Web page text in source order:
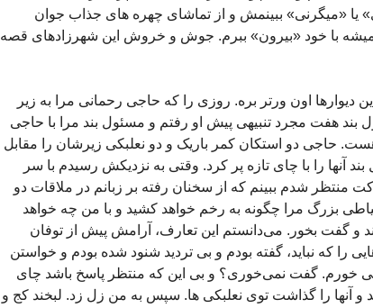
یا «میگرنی» ببینمش و از تماشای چهره های جذاب جوان
با خود «بیرون» ببرم. جوش و خروش این شهرزادهای قصه
دیوارها اون ورتر بره. روزی را که حاجی رحمانی مرا به زیر
هفت مجرد تنبیهی پیش او رفتم و مسئول بند مرا با حاجی
حاجی دو استکان کمر باریک و دو نعلبکی زیرشان را مقابل
آنها را با چای تازه پر کرد. وقتی به نزدیکش رسیدم با سر
منتظر شدم ببینم که از سخنان رفته بر زبانم در ملاقات دو
بزرگ مرا چگونه به رخم خواهد کشید و با من چه خواهد
و گفت بخور. می‌دانستم این تعارف، آرامش پیش از توفان
را که نباید، گفته بودم و بی تردید شنود شده بودم و خواستن
خورم. گفت نمی‌خوری؟ و بی این که منتظر پاسخ باشد چای
آنها را گذاشت توی نعلبکی ها. سپس به من زل زد. لبخند کج و